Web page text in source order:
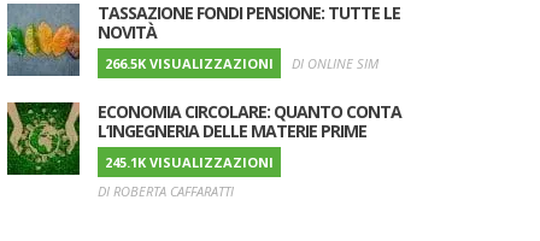
TASSAZIONE FONDI PENSIONE: TUTTE LE
NOVITÀ
266.5K VISUALIZZAZIONI DI ONLINE SIM
ECONOMIA CIRCOLARE: QUANTO CONTA
L’INGEGNERIA DELLE MATERIE PRIME
245.1K VISUALIZZAZIONI
DI ROBERTA CAFFARATTI